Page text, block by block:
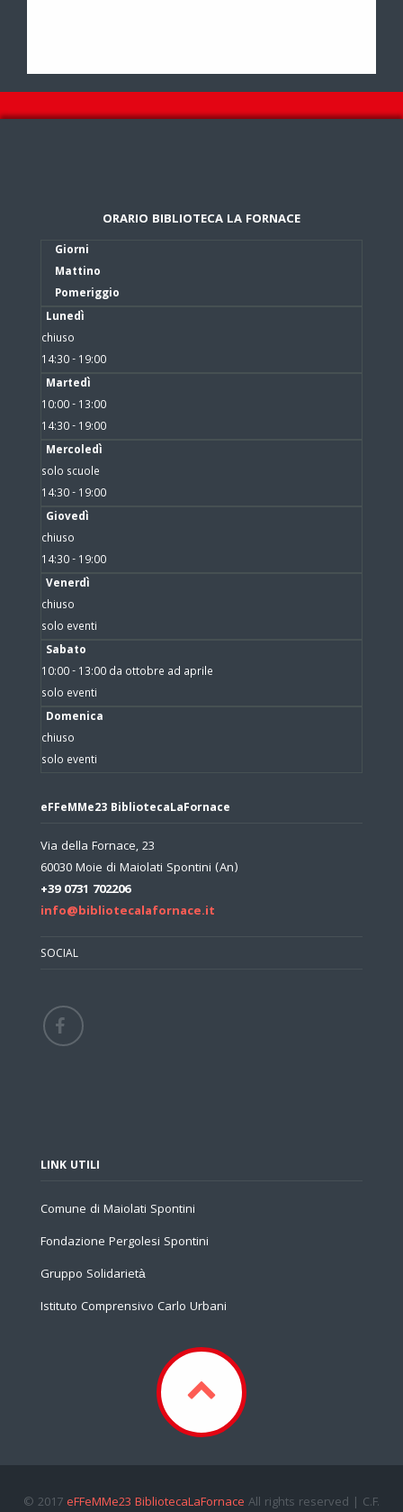
ORARIO BIBLIOTECA LA FORNACE
Giorni
Mattino
Pomeriggio
Lunedì
chiuso
14:30 - 19:00
Martedì
10:00 - 13:00
14:30 - 19:00
Mercoledì
solo scuole
14:30 - 19:00
Giovedì
chiuso
14:30 - 19:00
Venerdì
chiuso
solo eventi
Sabato
10:00 - 13:00 da ottobre ad aprile
solo eventi
Domenica
chiuso
solo eventi
eFFeMMe23 BibliotecaLaFornace
Via della Fornace, 23
60030 Moie di Maiolati Spontini (An)
+39 0731 702206
info@bibliotecalafornace.it
SOCIAL
LINK UTILI
Comune di Maiolati Spontini
Fondazione Pergolesi Spontini
Gruppo Solidarietà
Istituto Comprensivo Carlo Urbani
© 2017 eFFeMMe23 BibliotecaLaFornace All rights reserved | C.F.